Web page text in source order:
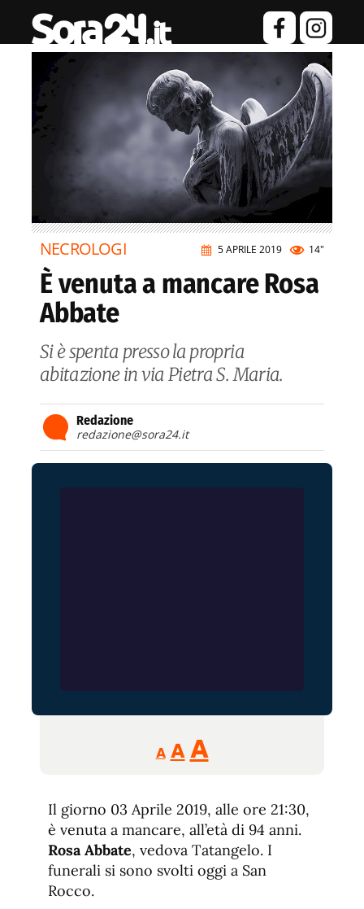
5 APRILE 2019 14"
NECROLOGI
È venuta a mancare Rosa
Abbate
Si è spenta presso la propria
abitazione in via Pietra S. Maria.
Redazione
redazione@sora24.it
A
Reducir
tamaño
A Restablecer
de
fuente
AAumentar
de
fuente.
Il giorno 03 Aprile 2019, alle ore 21:30,
è venuta a mancare, all’età di 94 anni.
Rosa Abbate, vedova Tatangelo. I
funerali si sono svolti oggi a San
Rocco.